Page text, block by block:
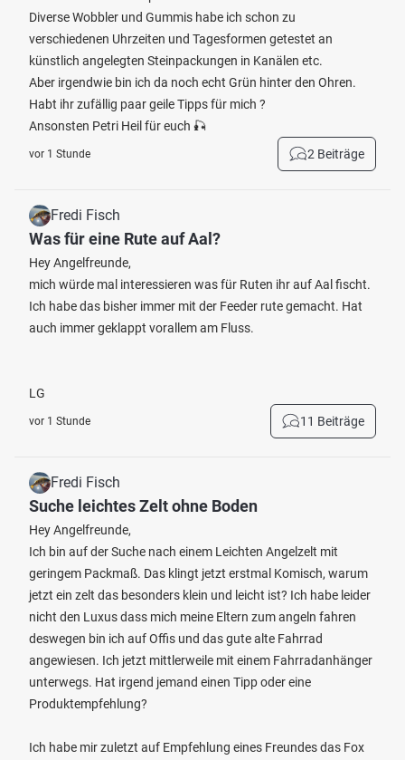
Diverse Wobbler und Gummis habe ich schon zu
verschiedenen Uhrzeiten und Tagesformen getestet an
künstlich angelegten Steinpackungen in Kanälen etc.
Aber irgendwie bin ich da noch echt Grün hinter den Ohren.
Habt ihr zufällig paar geile Tipps für mich ?
Ansonsten Petri Heil für euch 🎣
vor 1 Stunde 2 Beiträge
Fredi Fisch
Was für eine Rute auf Aal?
Hey Angelfreunde,
mich würde mal interessieren was für Ruten ihr auf Aal fischt.
Ich habe das bisher immer mit der Feeder rute gemacht. Hat
auch immer geklappt vorallem am Fluss.
LG
vor 1 Stunde 11 Beiträge
Fredi Fisch
Suche leichtes Zelt ohne Boden
Hey Angelfreunde,
Ich bin auf der Suche nach einem Leichten Angelzelt mit
geringem Packmaß. Das klingt jetzt erstmal Komisch, warum
jetzt ein zelt das besonders klein und leicht ist? Ich habe leider
nicht den Luxus dass mich meine Eltern zum angeln fahren
deswegen bin ich auf Offis und das gute alte Fahrrad
angewiesen. Ich jetzt mittlerweile mit einem Fahrradanhänger
unterwegs. Hat irgend jemand einen Tipp oder eine
Produktempfehlung?
Ich habe mir zuletzt auf Empfehlung eines Freundes das Fox